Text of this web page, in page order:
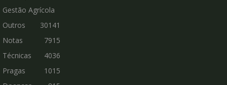
Gestão Agrícola
30141
Outros
7915
Notas
Técnicas
4036
Pragas
1015